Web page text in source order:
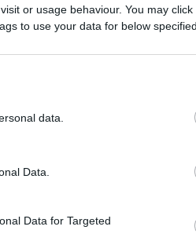
or usage behaviour. You may
to use your data for below
data.
Data.
Data for Targeted
így a
a lefújást
célja a
történteket.